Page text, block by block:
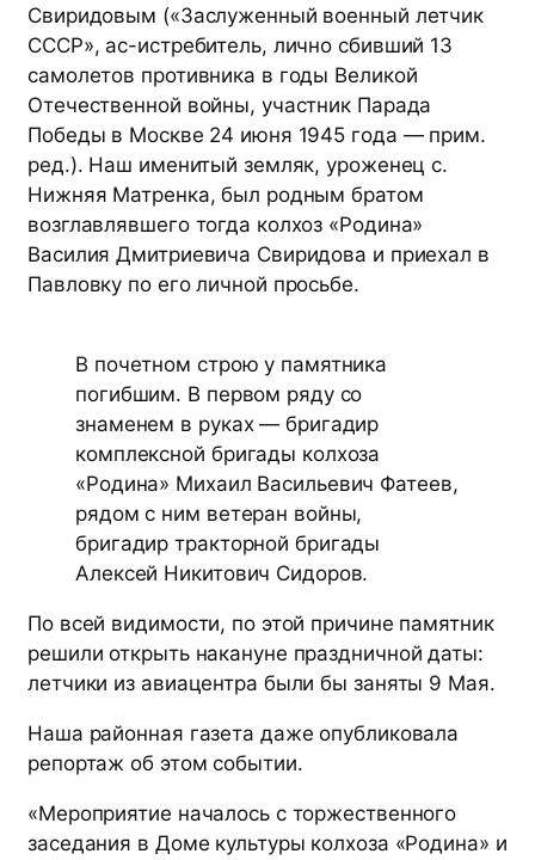
Свиридовым («Заслуженный военный летчик
СССР», ас-истребитель, лично сбивший 13
самолетов противника в годы Великой
Отечественной войны, участник Парада
Победы в Москве 24 июня 1945 года — прим.
ред.). Наш именитый земляк, уроженец с.
Нижняя Матренка, был родным братом
возглавлявшего тогда колхоз «Родина»
Василия Дмитриевича Свиридова и приехал в
Павловку по его личной просьбе.
В почетном строю у памятника
погибшим. В первом ряду со
знаменем в руках — бригадир
комплексной бригады колхоза
«Родина» Михаил Васильевич Фатеев,
рядом с ним ветеран войны,
бригадир тракторной бригады
Алексей Никитович Сидоров.
По всей видимости, по этой причине памятник
решили открыть накануне праздничной даты:
летчики из авиацентра были бы заняты 9 Мая.
Наша районная газета даже опубликовала
репортаж об этом событии.
«Мероприятие началось с торжественного
заседания в Доме культуры колхоза «Родина» и